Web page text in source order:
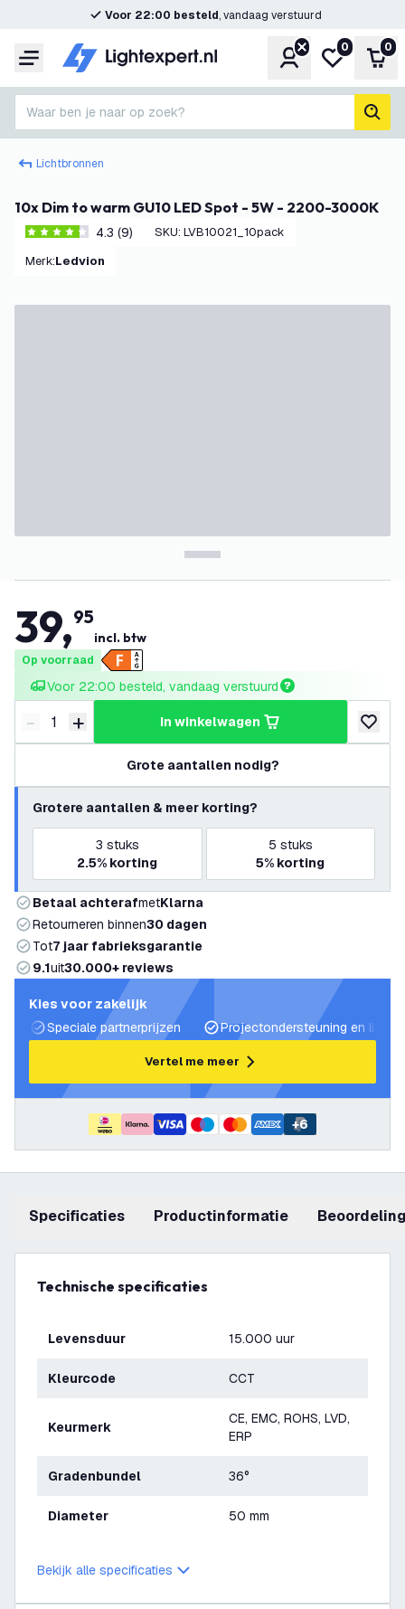
Voor 22:00 besteld, vandaag verstuurd
Menu Account
Mijn
0 0
Waar ben je naar op zoek?
Lichtbronnen
10x Dim to warm GU10 LED Spot - 5W - 2200-3000K
4.3 score sterren
4.3 (9) SKU: LVB10021_10pack
Merk: Ledvion
39,95
incl. btw
Op voorraad
Voor 22:00 besteld, vandaag verstuurd
Verminder hoeveelheid
- Verhoog hoeveelheid
+ in winkelwagen
Grote aantallen nodig?
Grotere aantallen & meer korting?
3 stuks
2.5% korting
5 stuks
5% korting
Betaal achterafmetKlarna
Retourneren binnen30 dagen
Tot7 jaar fabrieksgarantie
9.1uit30.000+ reviews
Kies voor zakelijk
Speciale partnerprijzen
Projectondersteuning en
Vertel me meer
+6
Specificaties productinformatie
Technische specificaties
Levensduur 15.000 uur
Kleurcode CCT
Keurmerk
CE, EMC, ROHS, LVD,
ERP
Gradenbundel 36°
Diameter 50 mm
Bekijk alle specificaties